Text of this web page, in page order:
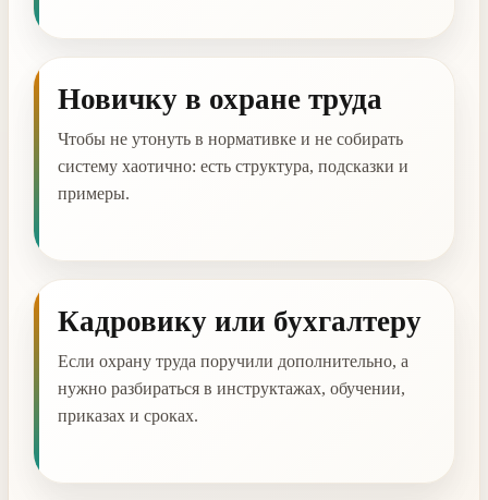
Новичку в охране труда
Чтобы не утонуть в нормативке и не собирать
систему хаотично: есть структура, подсказки и
примеры.
Кадровику или бухгалтеру
Если охрану труда поручили дополнительно, а
нужно разбираться в инструктажах, обучении,
приказах и сроках.